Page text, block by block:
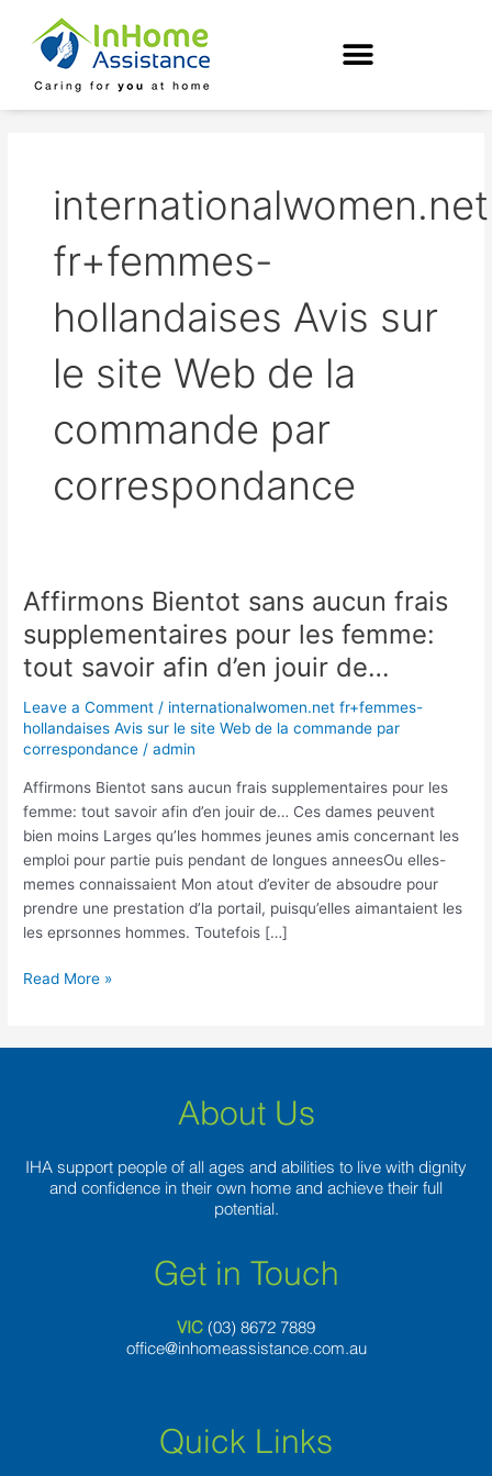
content
internationalwomen.net
fr+femmes-
hollandaises Avis sur
le site Web de la
commande par
correspondance
Affirmons Bientot sans aucun frais
supplementaires pour les femme:
tout savoir afin d’en jouir de…
Leave a Comment / internationalwomen.net fr+femmes-
hollandaises Avis sur le site Web de la commande par
correspondance /admin
Affirmons Bientot sans aucun frais supplementaires pour les
femme: tout savoir afin d’en jouir de… Ces dames peuvent
bien moins Larges qu’les hommes jeunes amis concernant les
emploi pour partie puis pendant de longues anneesOu elles-
memes connaissaient Mon atout d’eviter de absoudre pour
prendre une prestation d’la portail, puisqu’elles aimantaient les
les eprsonnes hommes. Toutefois […]
Affirmons
sans
aucun
supplementaires
femme:
tout
savoir
afin
d’en
jouir
de…
Read More »
About Us
IHA support people of all ages and abilities to live with dignity
and confidence in their own home and achieve their full
potential.
Get in Touch
VIC (03) 8672 7889
office@inhomeassistance.com.au
Quick Links